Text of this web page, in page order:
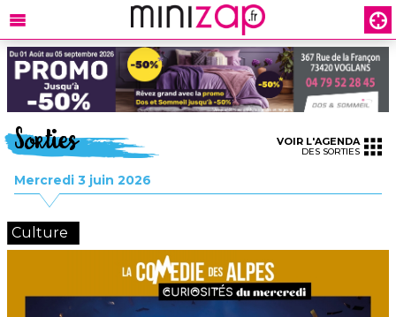
Sorties
Mercredi 3 juin 2026
VOIR L'AGENDA
DES SORTIES
Culture